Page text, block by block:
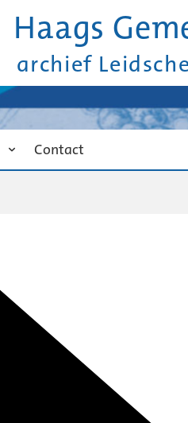
Haags
archief
Contact